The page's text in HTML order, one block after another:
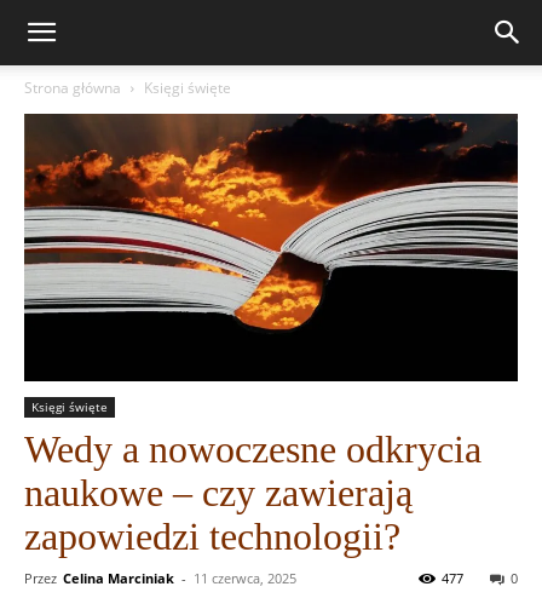
Strona główna Księgi święte
Księgi święte
Wedy a nowoczesne odkrycia
naukowe – czy zawierają
zapowiedzi technologii?
Przez Celina Marciniak - 11 czerwca, 2025 0
477